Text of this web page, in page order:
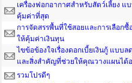
เครื่องฟอกอากาศสำหรับสัตว์เลี้ยง แ
คุ้มค่าที่สุด
การจัดสรรพื้นที่ใช้สอยและการเลือก
ให้คุ้มค่าเงินทุน
ไขข้อข้องใจเรื่องดอกเบี้ยเงินกู้ แบบ
และสิ่งสำคัญที่ช่วยให้คุณวางแผนได้
รวมโปรดีๆ